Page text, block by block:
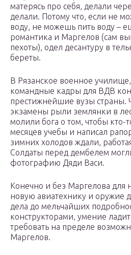
матерясь про себя, делали
делали. Потому что, если не
воду, не можешь пить воду –
романтика и Маргелов (сам
пехоты), одел десантуру в
береты.
В Рязанское военное училище,
командные кадры для ВДВ
престижнейшие вузы страны.
экзамены рыли землянки в
молили бога о том, чтобы
месяцев учебы и написал
зимних холодов ждали,
Солдаты перед дембелем
фотографию Дяди Васи.
Конечно и без Маргелова для
новую авиатехнику и оружие
дела до мельчайших
конструкторами, умение
требовать на пределе
Маргелов.